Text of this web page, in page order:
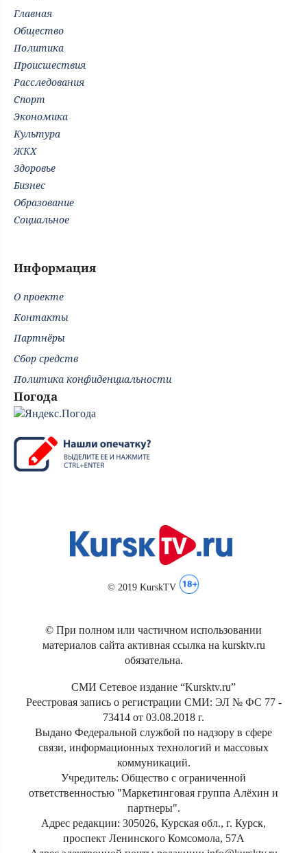
Главная
Общество
Политика
Происшествия
Расследования
Спорт
Экономика
Культура
ЖКХ
Здоровье
Бизнес
Образование
Социальное
Информация
О проекте
Контакты
Партнёры
Сбор средств
Политика конфиденциальности
Погода
© 2019 KurskTV
© При полном или частичном использовании
материалов сайта активная ссылка на kursktv.ru
обязательна.
СМИ Сетевое издание “Kursktv.ru”
Реестровая запись о регистрации СМИ: ЭЛ № ФС 77 -
73414 от 03.08.2018 г.
Выдано Федеральной службой по надзору в сфере
связи, информационных технологий и массовых
коммуникаций.
Учредитель: Общество с ограниченной
ответственностью "Маркетинговая группа Алёхин и
партнеры".
Адрес редакции: 305026, Курская обл., г. Курск,
проспект Ленинского Комсомола, 57А